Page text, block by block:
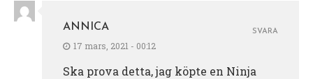
ANNICA
17 mars, 2021 - 00:12
Ska prova detta, jag köpte en Ninja
SVARA